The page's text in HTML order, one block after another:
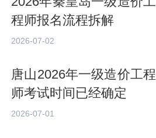
程师报名流程拆解
2026-07-02
唐山2026年一级造价工程
师考试时间已经确定
2026-07-01